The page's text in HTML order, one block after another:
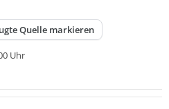
Quelle markieren
Uhr